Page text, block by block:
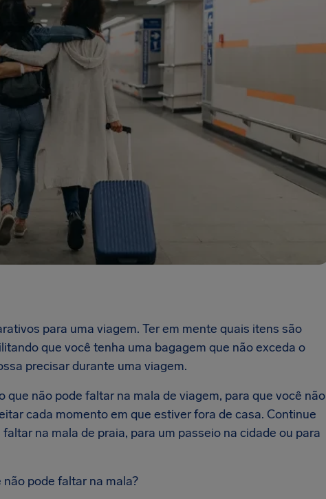
para uma viagem. Ter em mente quais itens são
que você tenha uma bagagem que não exceda o
precisar durante uma viagem.
não pode faltar na mala de viagem, para que você não
cada momento em que estiver fora de casa. Continue
na mala de praia, para um passeio na cidade ou para
pode faltar na mala?